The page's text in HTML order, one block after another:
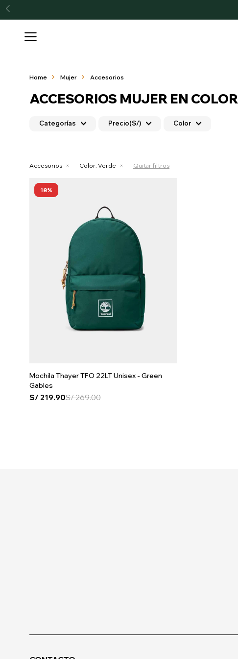

Home Mujer Accesorios
ACCESORIOS MUJER EN
Categorías Precio(S/) Color
Accesorios Color: Verde Quitar filtros
18
Mochila Thayer TFO 22LT Unisex - Green
Gables
S/ 219.90S/269.00